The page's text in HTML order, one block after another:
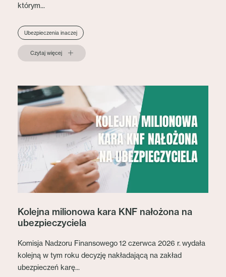
którym...
Ubezpieczenia inaczej
Czytaj więcej
Kolejna milionowa kara KNF nałożona na
ubezpieczyciela
Komisja Nadzoru Finansowego 12 czerwca 2026 r. wydała
kolejną w tym roku decyzję nakładającą na zakład
ubezpieczeń karę...